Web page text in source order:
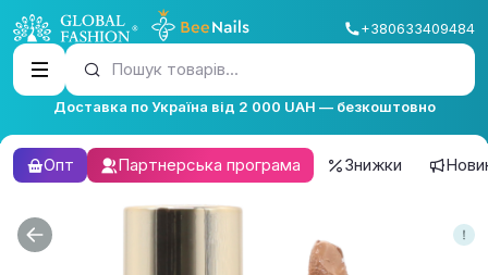
+380633409484
Пошук товарів...
Доставка по Україна від 2 000 UAH — безкоштовно
Опт Партнерська програма Знижки